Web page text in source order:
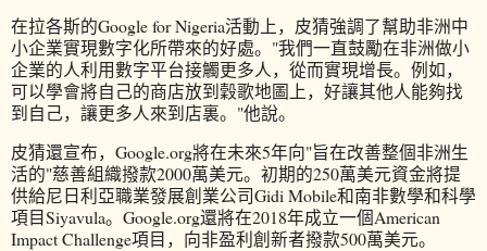
在拉各斯的Google for Nigeria活動上，皮猜強調了幫助非洲中
小企業實現數字化所帶來的好處。"我們一直鼓勵在非洲做小
企業的人利用數字平台接觸更多人，從而實現增長。例如，
可以學會將自己的商店放到穀歌地圖上，好讓其他人能夠找
到自己，讓更多人來到店裏。"他說。
皮猜還宣布，Google.org將在未來5年向"旨在改善整個非洲生
活的"慈善組織撥款2000萬美元。初期的250萬美元資金將提
供給尼日利亞職業發展創業公司Gidi Mobile和南非數學和科學
項目Siyavula。Google.org還將在2018年成立一個American
Impact Challenge項目，向非盈利創新者撥款500萬美元。